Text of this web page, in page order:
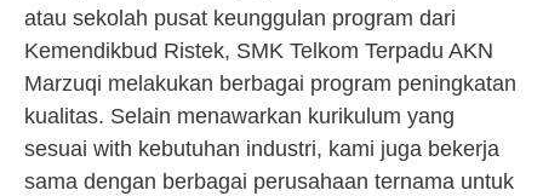
atau sekolah pusat keunggulan program dari
Kemendikbud Ristek, SMK Telkom Terpadu AKN
Marzuqi melakukan berbagai program peningkatan
kualitas. Selain menawarkan kurikulum yang
sesuai with kebutuhan industri, kami juga bekerja
sama dengan berbagai perusahaan ternama untuk